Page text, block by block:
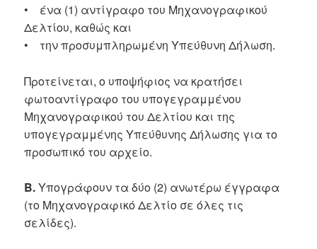
• ένα (1) αντίγραφο του Μηχανογραφικού
Δελτίου, καθώς και
• την προσυμπληρωμένη Υπεύθυνη Δήλωση.
Προτείνεται, ο υποψήφιος να κρατήσει
φωτοαντίγραφο του υπογεγραμμένου
Μηχανογραφικού του Δελτίου και της
υπογεγραμμένης Υπεύθυνης Δήλωσης για το
προσωπικό του αρχείο.
Β.Υπογράφουν τα δύο (2) ανωτέρω έγγραφα
(το Μηχανογραφικό Δελτίο σε όλες τις
σελίδες).